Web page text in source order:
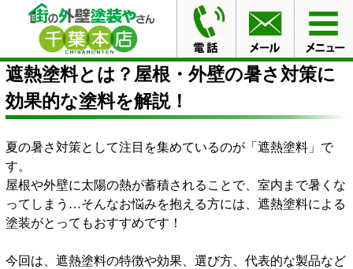
HOME ブログ
遮熱塗料とは？屋根・外壁の暑さ対策に
効果的な塗料を解説！
遮熱塗料とは？屋根・外壁の暑さ対策に
効果的な塗料を解説！
夏の暑さ対策として注目を集めているのが「遮熱塗料」で
す。
屋根や外壁に太陽の熱が蓄積されることで、室内まで暑くな
ってしまう…そんなお悩みを抱える方には、遮熱塗料による
塗装がとってもおすすめです！
今回は、遮熱塗料の特徴や効果、選び方、代表的な製品など